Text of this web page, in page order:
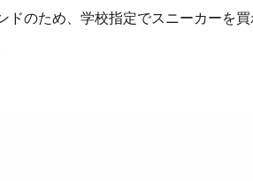
ドのため、学校指定でスニーカーを